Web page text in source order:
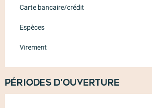
Carte bancaire/crédit
Espèces
Virement
Périodes d'ouverture